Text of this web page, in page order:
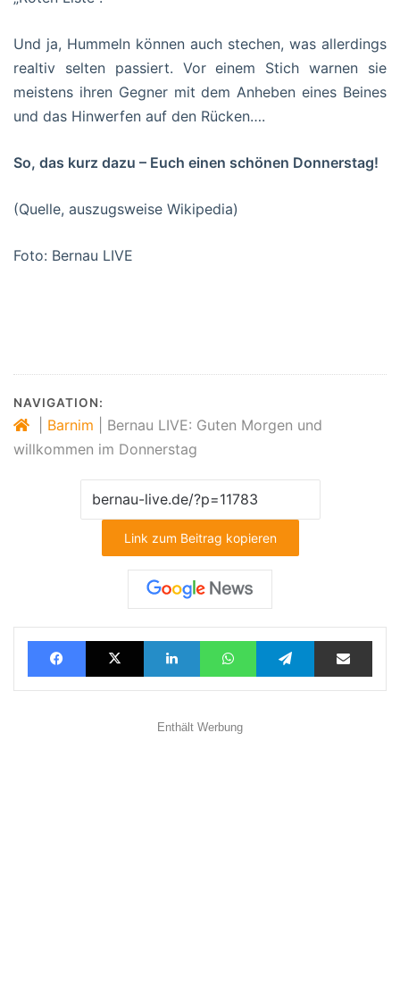
Und ja, Hummeln können auch stechen, was allerdings
realtiv selten passiert. Vor einem Stich warnen sie
meistens ihren Gegner mit dem Anheben eines Beines
und das Hinwerfen auf den Rücken….
So, das kurz dazu – Euch einen schönen Donnerstag!
(Quelle, auszugsweise Wikipedia)
Foto: Bernau LIVE
NAVIGATION:
Barnim
Bernau LIVE: Guten Morgen und
willkommen im Donnerstag
Link zum Beitrag kopieren
FacebookX LinkedInWhatsAppTelegramTeilen via E-Mail
Enthält Werbung